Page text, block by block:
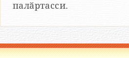
палӑртасси.